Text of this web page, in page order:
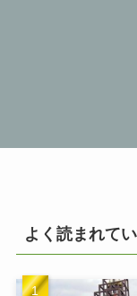
よく読まれて